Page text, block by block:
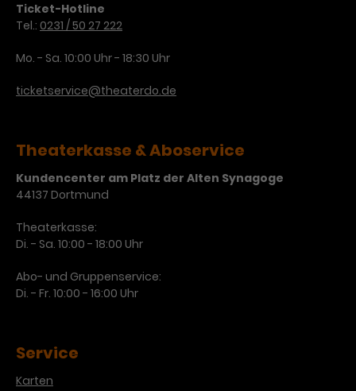
Ticket-Hotline
Tel.: 0231 / 50 27 222
Mo. - Sa. 10:00 Uhr - 18:30 Uhr
ticketservice@theaterdo.de
Theaterkasse & Aboservice
Kundencenter am Platz der Alten Synagoge
44137 Dortmund
Theaterkasse:
Di. - Sa. 10:00 - 18:00 Uhr
Abo- und Gruppenservice:
Di. - Fr. 10:00 - 16:00 Uhr
Service
Karten